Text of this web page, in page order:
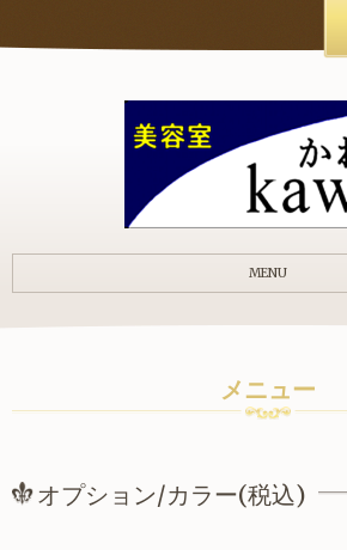
MENU
メニュー
オプション/カラー(税込)